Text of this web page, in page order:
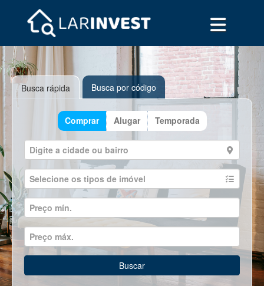
Busca rápida Busca por código
Comprar Alugar Temporada